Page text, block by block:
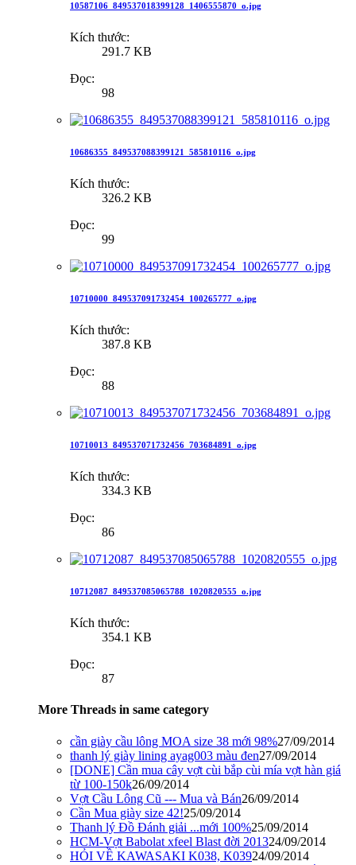
10587106_849537018399128_1406555870_o.jpg
Kích thước:
291.7 KB
Đọc:
98
10686355_849537088399121_585810116_o.jpg
Kích thước:
326.2 KB
Đọc:
99
10710000_849537091732454_100265777_o.jpg
Kích thước:
387.8 KB
Đọc:
88
10710013_849537071732456_703684891_o.jpg
Kích thước:
334.3 KB
Đọc:
86
10712087_849537085065788_1020820555_o.jpg
Kích thước:
354.1 KB
Đọc:
87
More Threads in same category
cần giày cầu lông MOA size 38 mới 98%27/09/2014
thanh lý giày lining ayag003 màu đen27/09/2014
[DONE] Cần mua cây vợt cùi bắp cùi mía vợt hàn giá
từ 100-150k26/09/2014
Vợt Cầu Lông Cũ --- Mua và Bán26/09/2014
Cần Mua giày size 42!25/09/2014
Thanh lý Đồ Đánh giải ...mới 100%25/09/2014
HCM-Vợt Babolat xfeel Blast đời 201324/09/2014
HỎI VỀ KAWASAKI K038, K03924/09/2014